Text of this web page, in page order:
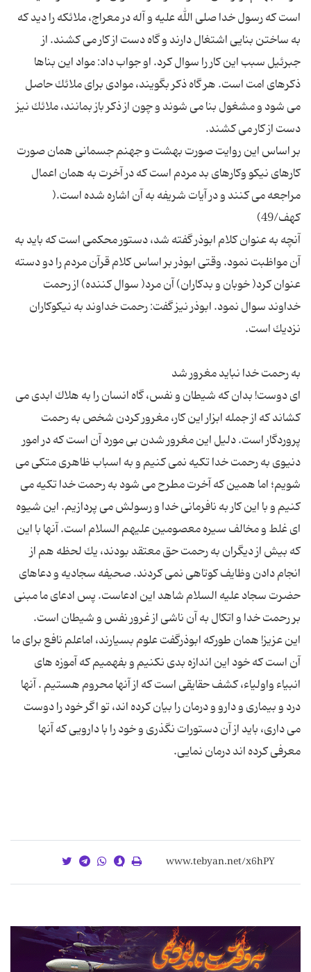
است كه رسول خدا صلی الله علیه و آله در معراج، ملائكه را دید كه
به ساختن بنایی اشتغال دارند و گاه دست از كار می كشند. از
جبرئیل سبب این كار را سوال كرد. او جواب داد: مواد این بناها
ذكرهای امت است. هر گاه ذكر بگویند، موادی برای ملائك حاصل
می شود و مشغول بنا می شوند و چون از ذكر باز بمانند، ملائك نیز
بر اساس این روایت صورت بهشت و جهنم جسمانی همان صورت
كارهای نیكو وكارهای بد مردم است كه در آخرت به همان اعمال
مراجعه می كنند و در آیات شریفه به آن اشاره شده است.(
آنچه به عنوان كلام ابوذر گفته شد، دستور محكمی است كه باید به
آن مواظبت نمود. وقتی ابوذر بر اساس كلام قرآن مردم را دو دسته
عنوان كرد( خوبان و بدكاران) آن مرد( سوال كننده) از رحمت
خداوند سوال نمود. ابوذر نیز گفت: رحمت خداوند به نیكوكاران
ای دوست! بدان كه شیطان و نفس، گاه انسان را به هلاك ابدی می
كشاند كه از جمله ابزار این كار، مغرور كردن شخص به رحمت
پروردگار است. دلیل این مغرور شدن بی مورد آن است كه در امور
دنیوی به رحمت خدا تكیه نمی كنیم و به اسباب ظاهری متكی می
شویم؛ اما همین كه آخرت مطرح می شود به رحمت خدا تكیه می
كنیم و با این كار به نافرمانی خدا و رسولش می پردازیم. این شیوه
ای غلط و مخالف سیره معصومین علیهم السلام است. آنها با این
كه بیش از دیگران به رحمت حق معتقد بودند، یك لحظه هم از
انجام دادن وظایف كوتاهی نمی كردند. صحیفه سجادیه و دعاهای
حضرت سجاد علیه السلام شاهد این ادعاست. پس ادعای ما مبنی
این عزیز! همان طوركه ابوذرگفت علوم بسیارند، اماعلم نافع برای ما
آن است كه خود این اندازه بدی نكنیم و بفهمیم كه آموزه های
انبیاء واولیاء، كشف حقایقی است كه از آنها محروم هستیم . آنها
درد و بیماری و دارو و درمان را بیان كرده اند، تو اگر خود را دوست
می داری، باید از آن دستورات نگذری و خود را با دارویی كه آنها